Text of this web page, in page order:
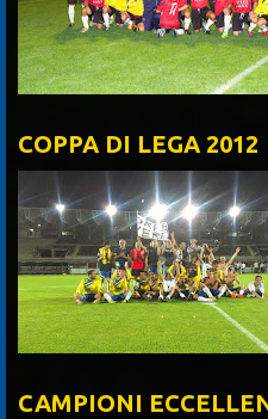
COPPA DI LEGA 2012
CAMPIONI